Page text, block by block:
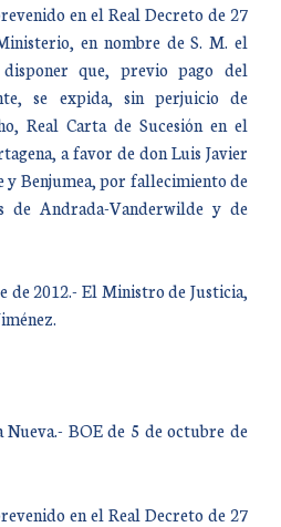
en el Real Decreto de 27
en nombre de S. M. el
que, previo pago del
se expida, sin perjuicio de
Real Carta de Sucesión en el
a favor de don Luis Javier
Benjumea, por fallecimiento de
de Andrada-Vanderwilde y de
de 2012.- El Ministro de Justicia,
BOE de 5 de octubre de
en el Real Decreto de 27